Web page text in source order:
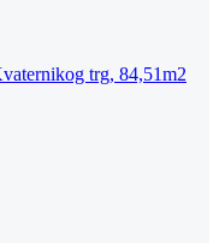
trg, 84,51m2